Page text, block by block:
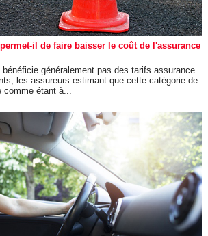
il de faire baisser le coût de l'assurance
bénéficie généralement pas des tarifs assurance
les assureurs estimant que cette catégorie de
comme étant à...